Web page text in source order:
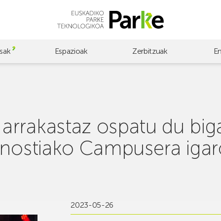
Espazioak Zerbitzuak
ospatu du
Campusera
2023-05-26